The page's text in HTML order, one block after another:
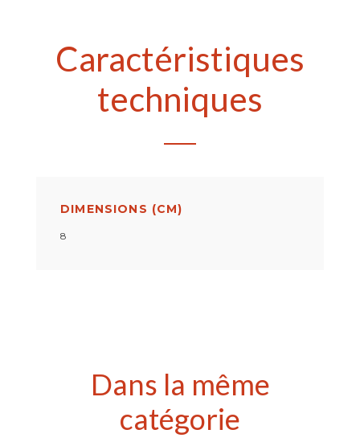
Caractéristiques
techniques
DIMENSIONS (CM)
8
Dans la même
catégorie